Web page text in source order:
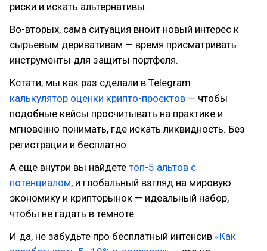
риски и искать альтернативы.
Во-вторых, сама ситуация вноит новый интерес к
сырьевым деривативам — время присматривать
инструменты для защиты портфеля.
Кстати, мы как раз сделали в Telegram
калькулятор оценки крипто-проектов — чтобы
подобные кейсы просчитывать на практике и
мгновенно понимать, где искать ликвидность. Без
регистрации и бесплатно.
А ещё внутри вы найдёте топ-5 альтов с
потенциалом, и глобальный взгляд на мировую
экономику и крипторынок — идеальный набор,
чтобы не гадать в темноте.
И да, не забудьте про бесплатный интенсив «Как